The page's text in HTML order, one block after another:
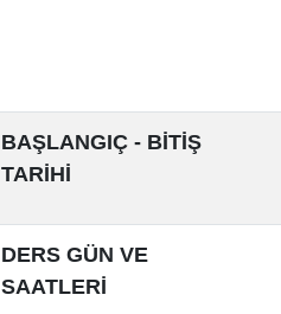
BAŞLANGIÇ - BİTİŞ
TARİHİ
DERS GÜN VE
SAATLERİ